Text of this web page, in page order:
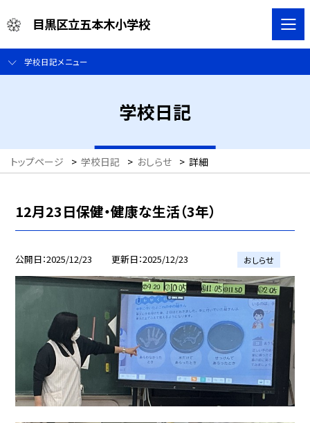
目黒区立五本木小学校
学校日記メニュー
学校日記
トップページ > 学校日記 > おしらせ > 詳細
12月23日保健・健康な生活（3年）
公開日 2025/12/23 更新日 2025/12/23 おしらせ